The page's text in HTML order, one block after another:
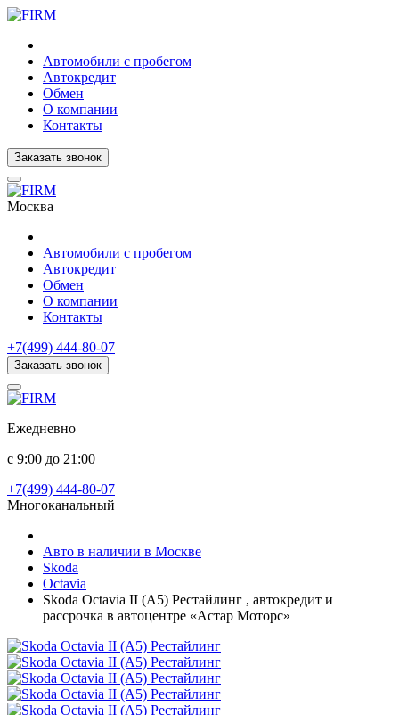
Автомобили с пробегом
Автокредит
Обмен
О компании
Контакты
Заказать звонок
Москва
Автомобили с пробегом
Автокредит
Обмен
О компании
Контакты
+7(499) 444-80-07
Заказать звонок
Ежедневно
с 9:00 до 21:00
+7(499) 444-80-07
Многоканальный
Авто в наличии в Москве
Skoda
Octavia
Skoda Octavia II (A5) Рестайлинг , автокредит и
рассрочка в автоцентре «Астар Моторс»